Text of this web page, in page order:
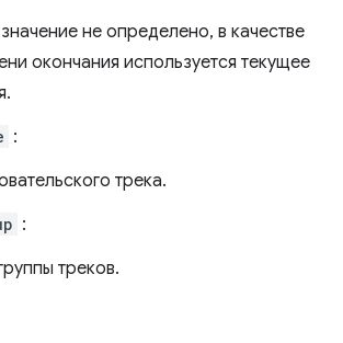
не определено, в качестве
окончания используется текущее
:
трека.
:
треков.